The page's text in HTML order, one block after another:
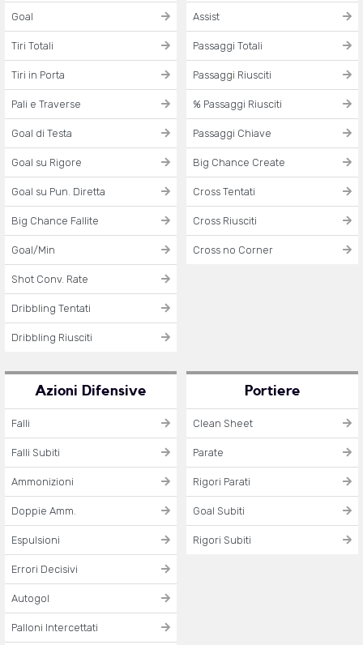
Goal
Tiri Totali
Tiri in Porta
Pali e Traverse
Goal di Testa
Goal su Rigore
Goal su Pun. Diretta
Big Chance Fallite
Goal/Min
Shot Conv. Rate
Dribbling Tentati
Dribbling Riusciti
Assist
Passaggi Totali
Passaggi Riusciti
% Passaggi Riusciti
Passaggi Chiave
Big Chance Create
Cross Tentati
Cross Riusciti
Cross no Corner
Azioni Difensive
Falli
Falli Subiti
Ammonizioni
Doppie Amm.
Espulsioni
Errori Decisivi
Autogol
Palloni Intercettati
Portiere
Clean Sheet
Parate
Rigori Parati
Goal Subiti
Rigori Subiti